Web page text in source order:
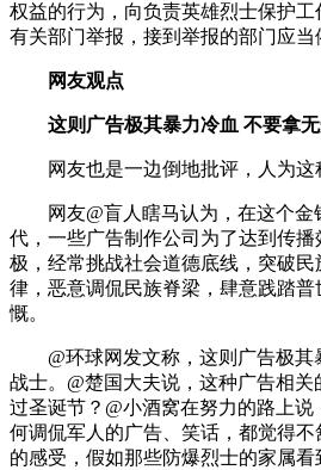
权益的行为，向负责英雄烈士保护
有关部门举报，接到举报的部门应当
网友观点
这则广告极其暴力冷血 不要拿无
网友也是一边倒地批评，人为这
网友@盲人瞎马认为，在这个金
代，一些广告制作公司为了达到传
极，经常挑战社会道德底线，突破
律，恶意调侃民族脊梁，肆意践踏
慨。
@环球网发文称，这则广告极其
战士。@楚国大夫说，这种广告相
过圣诞节？@小酒窝在努力的路上
何调侃军人的广告、笑话，都觉得
的感受，假如那些防爆烈士的家属